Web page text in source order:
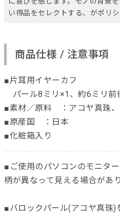
い得品をセレクトする、がポリシ
商品仕様 / 注意事項
■片耳用イヤーカフ
パール8ミリ×1、約6ミリ前
■素材／原料 ：アコヤ真珠
■原産国 ：日本
■化粧箱入り
■ご使用のパソコンのモニタ
柄が異なって見える場合があ
■バロックパール(アコヤ真珠)